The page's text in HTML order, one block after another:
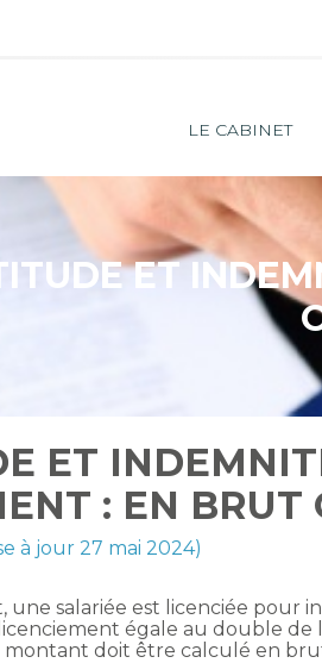
Principal
LE CABINET
ET
ET
: EN BRUT
à jour 27 mai 2024)
une salariée est licenciée pour
égale au double
doit être calculé en